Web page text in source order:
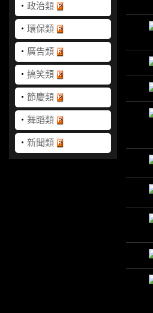
‧ 政治類
‧ 環保類
‧ 廣告類
‧ 搞笑類
‧ 節慶類
‧ 舞蹈類
‧ 新聞類